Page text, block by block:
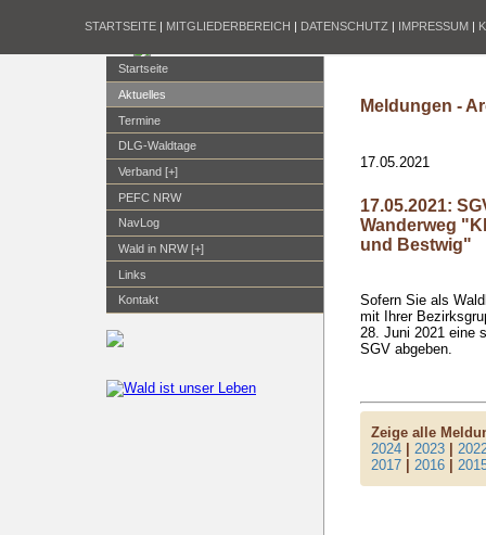
STARTSEITE | MITGLIEDERBEREICH | DATENSCHUTZ | IMPRESSUM |
Startseite
Aktuelles
Termine
DLG-Waldtage
Verband [+]
PEFC NRW
NavLog
Wald in NRW [+]
Links
Kontakt
Meldungen -
17.05.2021
17.05.2021:
Wanderweg
und Bestwig"
Sofern Sie als
mit Ihrer
28. Juni 2021 eine
SGV abgeben.
Zeige alle
2024 |2023 |
2017 |2016 |